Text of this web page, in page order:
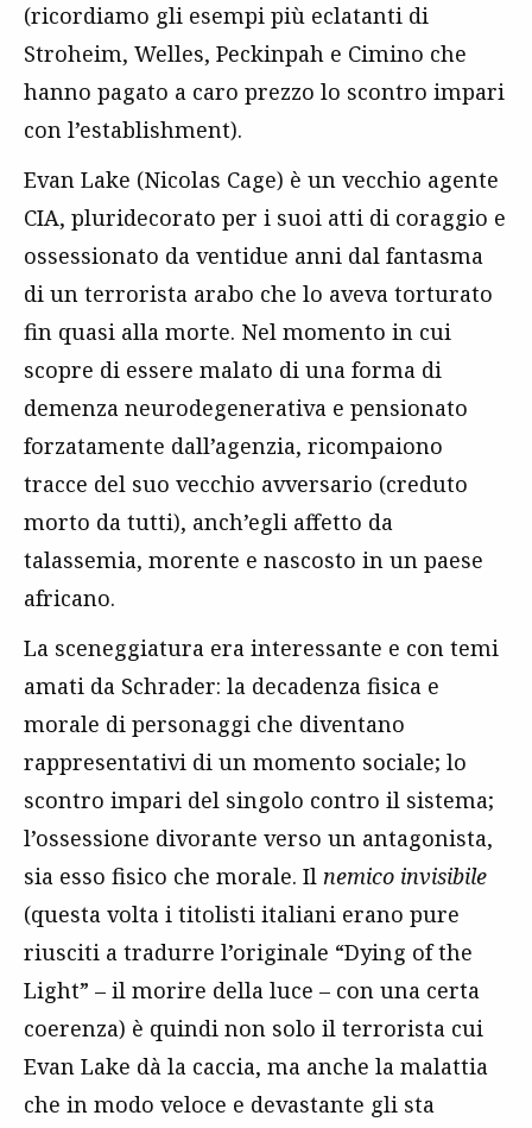
(ricordiamo gli esempi più eclatanti di
Stroheim, Welles, Peckinpah e Cimino che
hanno pagato a caro prezzo lo scontro impari
con l’establishment).
Evan Lake (Nicolas Cage) è un vecchio agente
CIA, pluridecorato per i suoi atti di coraggio e
ossessionato da ventidue anni dal fantasma
di un terrorista arabo che lo aveva torturato
fin quasi alla morte. Nel momento in cui
scopre di essere malato di una forma di
demenza neurodegenerativa e pensionato
forzatamente dall’agenzia, ricompaiono
tracce del suo vecchio avversario (creduto
morto da tutti), anch’egli affetto da
talassemia, morente e nascosto in un paese
africano.
La sceneggiatura era interessante e con temi
amati da Schrader: la decadenza fisica e
morale di personaggi che diventano
rappresentativi di un momento sociale; lo
scontro impari del singolo contro il sistema;
l’ossessione divorante verso un antagonista,
sia esso fisico che morale. Il nemico invisibile
(questa volta i titolisti italiani erano pure
riusciti a tradurre l’originale “Dying of the
Light” – il morire della luce – con una certa
coerenza) è quindi non solo il terrorista cui
Evan Lake dà la caccia, ma anche la malattia
che in modo veloce e devastante gli sta